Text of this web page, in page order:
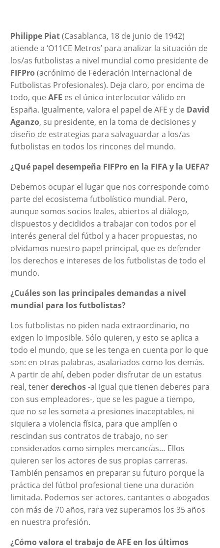
Philippe Piat(Casablanca, 18 de junio de 1942)
atiende a ‘O11CE Metros’ para analizar la situación de
los/as futbolistas a nivel mundial como presidente de
FIFPro(acrónimo de Federación Internacional de
Futbolistas Profesionales). Deja claro, por encima de
todo, que AFE es el único interlocutor válido en
España. Igualmente, valora el papel de AFE y de David
Aganzo, su presidente, en la toma de decisiones y
diseño de estrategias para salvaguardar a los/as
futbolistas en todos los rincones del mundo.
¿Qué papel desempeña FIFPro en la FIFA y la UEFA?
Debemos ocupar el lugar que nos corresponde como
parte del ecosistema futbolístico mundial. Pero,
aunque somos socios leales, abiertos al diálogo,
dispuestos y decididos a trabajar con todos por el
interés general del fútbol y a hacer propuestas, no
olvidamos nuestro papel principal, que es defender
los derechos e intereses de los futbolistas de todo el
mundo.
¿Cuáles son las principales demandas a nivel
mundial para los futbolistas?
Los futbolistas no piden nada extraordinario, no
exigen lo imposible. Sólo quieren, y esto se aplica a
todo el mundo, que se les tenga en cuenta por lo que
son: en otras palabras, asalariados como los demás.
A partir de ahí, deben poder disfrutar de un estatus
real, tenerderechos-al igual que tienen deberes para
con sus empleadores-, que se les pague a tiempo,
que no se les someta a presiones inaceptables, ni
siquiera a violencia física, para que amplíen o
rescindan sus contratos de trabajo, no ser
considerados como simples mercancías… Ellos
quieren ser los actores de sus propias carreras.
También pensamos en preparar su futuro porque la
práctica del fútbol profesional tiene una duración
limitada. Podemos ser actores, cantantes o abogados
con más de 70 años, rara vez superamos los 35 años
en nuestra profesión.
¿Cómo valora el trabajo de AFE en los últimos